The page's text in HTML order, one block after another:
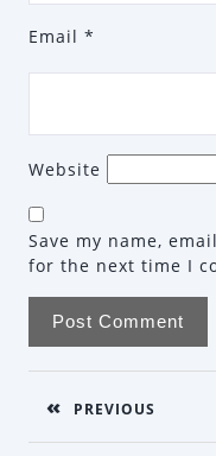
Email *
Website
Save my name,
for the next time I
Post
navigation
PREVIOUS